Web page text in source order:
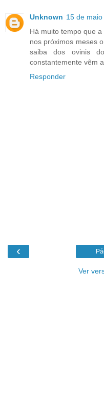
Unknown 15 de
Há muito tempo que
nos próximos meses
saiba dos ovinis
constantemente vêm
Responder
‹
Ver